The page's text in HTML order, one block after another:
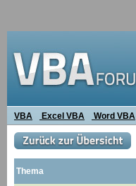
VBA Excel VBA Word VBA
Thema